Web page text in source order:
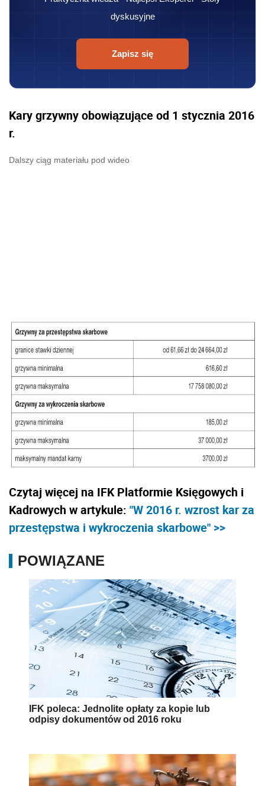
dyskusyjne
Zapisz się
Kary grzywny obowiązujące od 1 stycznia 2016
r.
Dalszy ciąg materiału pod wideo
Czytaj więcej na IFK Platformie Księgowych i
Kadrowych w artykule: "W 2016 r. wzrost kar za
przestępstwa i wykroczenia skarbowe" >>
POWIĄZANE
IFK poleca: Jednolite opłaty za kopie lub
odpisy dokumentów od 2016 roku